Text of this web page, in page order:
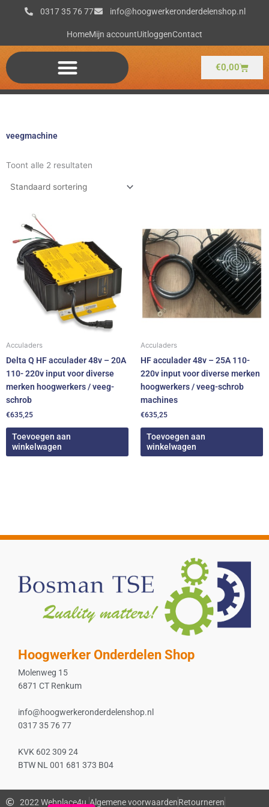
inhoud
0317 35 76 77 info@hoogwerkeronderdelenshop.nl
HomeMijn accountUitloggenContact
€0,00
veegmachine
Toont alle 2 resultaten
Acculaders
Delta Q HF acculader 48v – 20A
110- 220v input voor diverse
merken hoogwerkers / veeg-
schrob
€635,25
Toevoegen aan
winkelwagen
Acculaders
HF acculader 48v – 25A 110-
220v input voor diverse merken
hoogwerkers / veeg-schrob
machines
€635,25
Toevoegen aan
winkelwagen
Hoogwerker Onderdelen Shop
Molenweg 15
6871 CT Renkum
info@hoogwerkeronderdelenshop.nl
0317 35 76 77
KVK 602 309 24
BTW NL 001 681 373 B04
2022 Webplace4u.Algemene voorwaardenRetourneren